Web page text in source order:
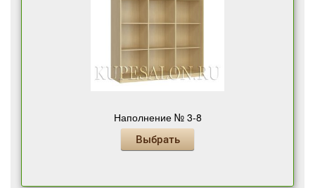
Наполнение № 3-8
Выбрать